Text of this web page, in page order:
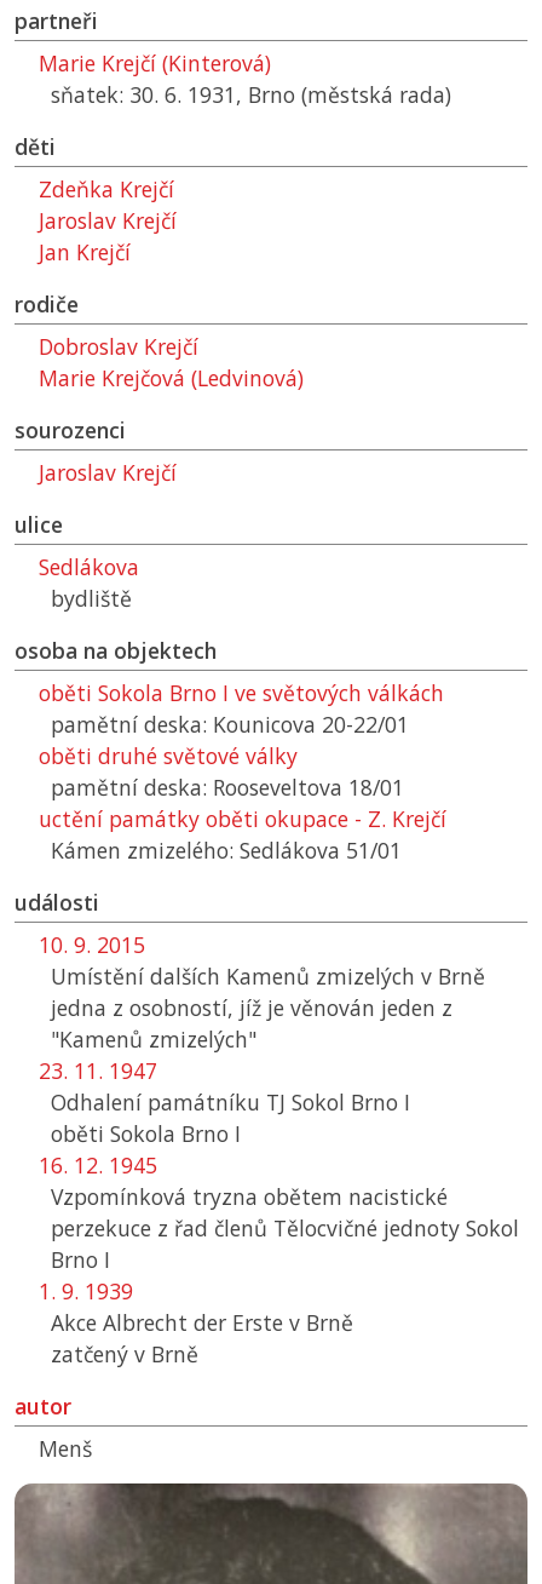
partneři
Marie Krejčí (Kinterová)
sňatek: 30. 6. 1931, Brno (městská rada)
děti
Zdeňka Krejčí
Jaroslav Krejčí
Jan Krejčí
rodiče
Dobroslav Krejčí
Marie Krejčová (Ledvinová)
sourozenci
Jaroslav Krejčí
ulice
Sedlákova
bydliště
osoba na objektech
oběti Sokola Brno I ve světových válkách
pamětní deska: Kounicova 20-22/01
oběti druhé světové války
pamětní deska: Rooseveltova 18/01
uctění památky oběti okupace - Z. Krejčí
Kámen zmizelého: Sedlákova 51/01
události
10. 9. 2015
Umístění dalších Kamenů zmizelých v Brně
jedna z osobností, jíž je věnován jeden z
"Kamenů zmizelých"
23. 11. 1947
Odhalení památníku TJ Sokol Brno I
oběti Sokola Brno I
16. 12. 1945
Vzpomínková tryzna obětem nacistické
perzekuce z řad členů Tělocvičné jednoty Sokol
Brno I
1. 9. 1939
Akce Albrecht der Erste v Brně
zatčený v Brně
autor
Menš